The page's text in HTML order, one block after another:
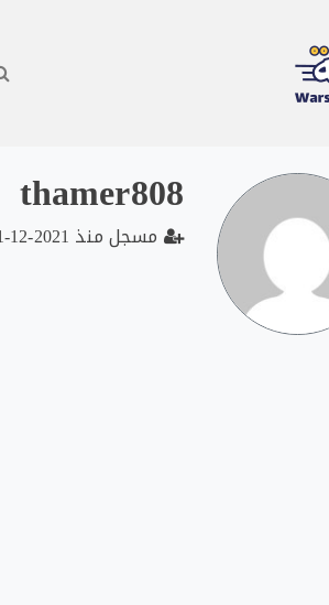
thamer808
مسجل منذ 2021-12-11 21:31:58